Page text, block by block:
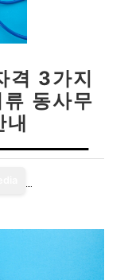
격 3가지
동사무